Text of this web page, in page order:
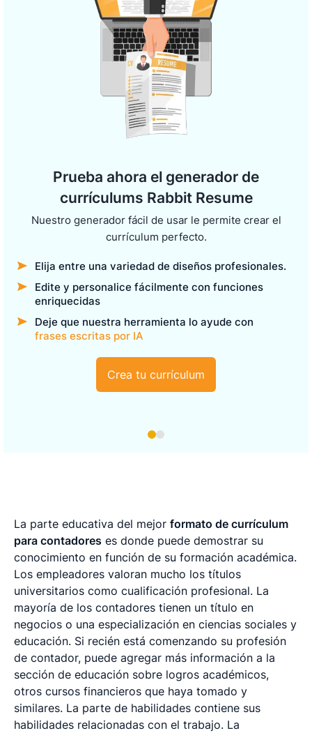
Prueba ahora el generador de
currículums Rabbit Resume
Nuestro generador fácil de usar le permite crear el
currículum perfecto.
Elija entre una variedad de diseños profesionales.
Edite y personalice fácilmente con funciones
enriquecidas
Deje que nuestra herramienta lo ayude con
frases escritas por IA
Crea tu currículum
La parte educativa del mejor formato de currículum
para contadores es donde puede demostrar su
conocimiento en función de su formación académica.
Los empleadores valoran mucho los títulos
universitarios como cualificación profesional. La
mayoría de los contadores tienen un título en
negocios o una especialización en ciencias sociales y
educación. Si recién está comenzando su profesión
de contador, puede agregar más información a la
sección de educación sobre logros académicos,
otros cursos financieros que haya tomado y
similares. La parte de habilidades contiene sus
habilidades relacionadas con el trabajo. La